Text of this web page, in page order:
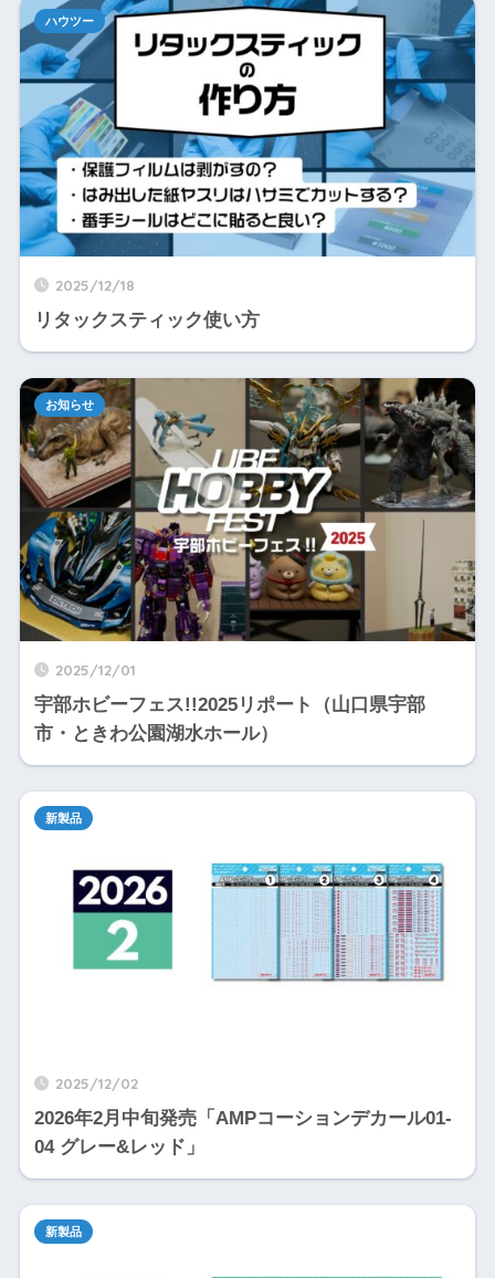
2025/12/18
リタックスティック使い方
ハウツー
2025/12/01
宇部ホビーフェス!!2025リポート（山口県宇部
市・ときわ公園湖水ホール）
お知らせ
2025/12/02
2026年2月中旬発売「AMPコーションデカール01-
04 グレー&レッド」
新製品
新製品